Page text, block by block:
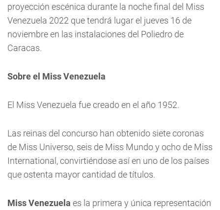
proyección escénica durante la noche final del Miss
Venezuela 2022 que tendrá lugar el jueves 16 de
noviembre en las instalaciones del Poliedro de
Caracas.
Sobre el Miss Venezuela
El Miss Venezuela fue creado en el año 1952.
Las reinas del concurso han obtenido siete coronas
de Miss Universo, seis de Miss Mundo y ocho de Miss
International, convirtiéndose así en uno de los países
que ostenta mayor cantidad de títulos.
Miss Venezuela es la primera y única representación